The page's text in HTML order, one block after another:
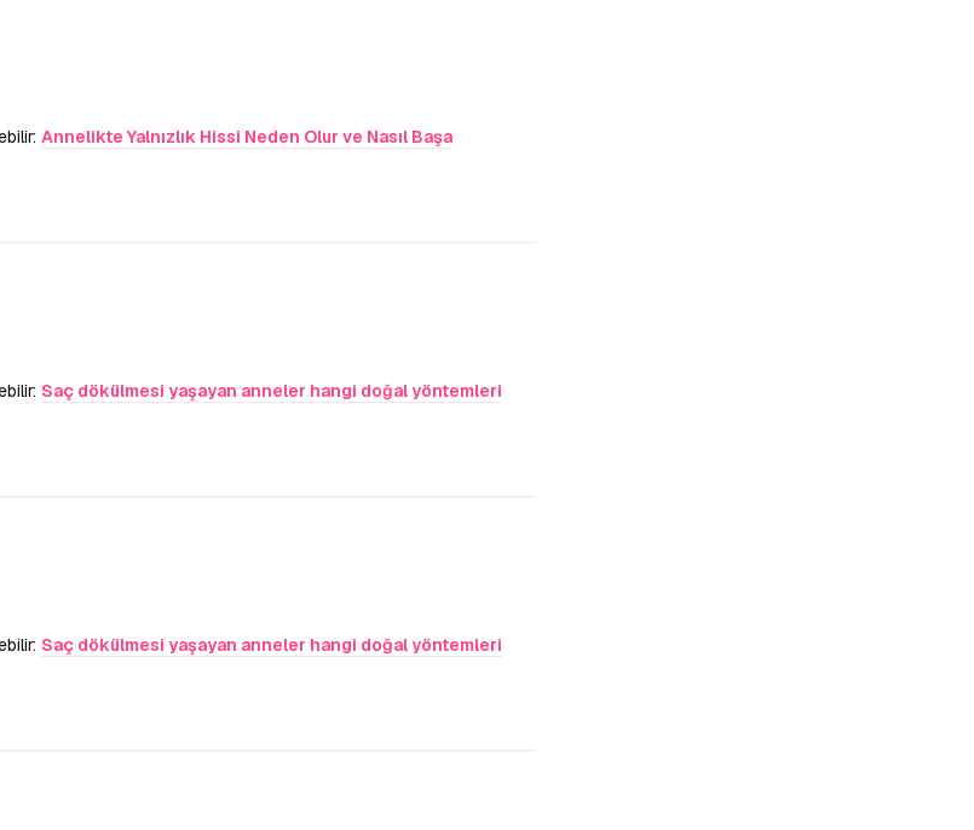
Annelikte Yalnızlık Hissi Neden Olur ve Nasıl Başa
Saç dökülmesi yaşayan anneler hangi doğal yöntemleri
Saç dökülmesi yaşayan anneler hangi doğal yöntemleri